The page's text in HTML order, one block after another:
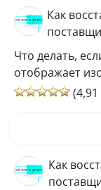
Как
Что делать,
отображает
(4,91
Как